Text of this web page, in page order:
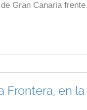
Gran Canaria
Frontera, en